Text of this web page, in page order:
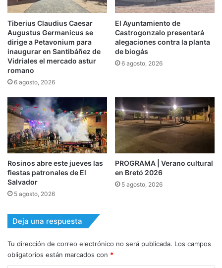
Tiberius Claudius Caesar
Augustus Germanicus se
dirige a Petavonium para
inaugurar en Santibáñez de
Vidriales el mercado astur
romano
6 agosto, 2026
El Ayuntamiento de
Castrogonzalo presentará
alegaciones contra la planta
de biogás
6 agosto, 2026
Rosinos abre este jueves las
fiestas patronales de El
Salvador
5 agosto, 2026
PROGRAMA | Verano cultural
en Bretó 2026
5 agosto, 2026
Deja una respuesta
Tu dirección de correo electrónico no será publicada. Los campos
obligatorios están marcados con *